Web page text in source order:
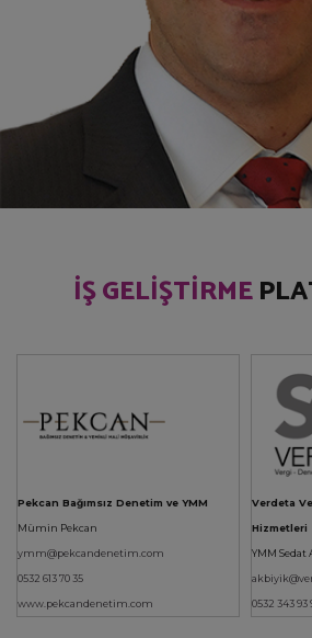
İŞ GELİŞTİRME
Pekcan Bağımsız Denetim ve YMM
Mümin Pekcan
ymm@pekcandenetim.com
0532 613 70 35
www.pekcandenetim.com
Verdeta
Hizmetleri
YMM Sedat
0532 343 93